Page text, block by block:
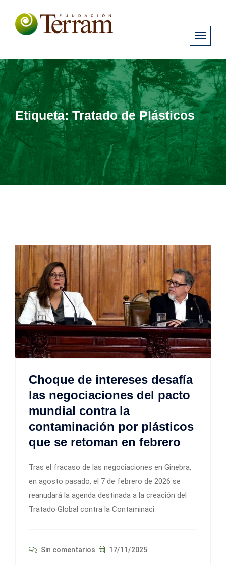
Etiqueta:Tratado de Plásticos
Choque de intereses desafía
las negociaciones del pacto
mundial contra la
contaminación por plásticos
que se retoman en febrero
Tras el fracaso de las negociaciones en Ginebra,
en agosto pasado, el 7 de febrero de 2026 se
reanudará la agenda destinada a la creación del
Tratado Global contra la Contaminaci
Sin comentarios 17/11/2025